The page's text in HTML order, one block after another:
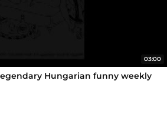
03:00
Hungarian funny weekly